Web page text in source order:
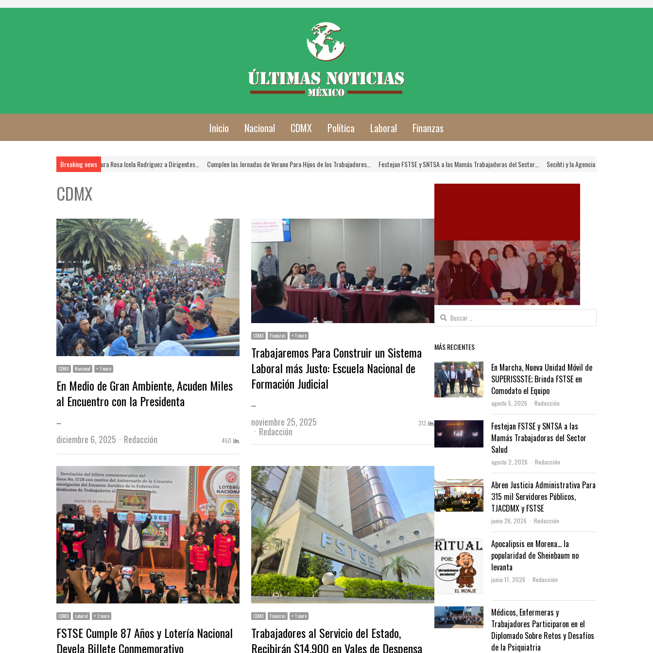
Inicio Nacional CDMX Política Laboral Finanzas
Breaking news
es Prioridad, Asegura Rosa Icela Rodríguez a Dirigentes… Cumplen las Jornadas de Verano Para Hijos de los Trabajadores… Festejan FSTSE y SNTSA a las Mamás Trabajadoras del Sector… Secihti y la Agencia Nacional de Aduanas Crearán Plataforma
CDMX
CDMX Nacional + 1 more
En Medio de Gran Ambiente, Acuden Miles
al Encuentro con la Presidenta
…
diciembre 6, 2025
Author
Redacción 450
CDMX Finanzas + 1 more
Trabajaremos Para Construir un Sistema
Laboral más Justo: Escuela Nacional de
Formación Judicial
…
noviembre 25, 2025
Author
Redacción
313
CDMX Laboral + 2 more
FSTSE Cumple 87 Años y Lotería Nacional
Devela Billete Conmemorativo
CDMX Finanzas + 1 more
Trabajadores al Servicio del Estado,
Recibirán $14,900 en Vales de Despensa
Buscar:
MÁS RECIENTES
En Marcha, Nueva Unidad Móvil de
SUPERISSSTE; Brinda FSTSE en
Comodato el Equipo
agosto 5, 2026 Author
Redacción
Festejan FSTSE y SNTSA a las
Mamás Trabajadoras del Sector
Salud
agosto 2, 2026 Author
Redacción
Abren Justicia Administrativa Para
315 mil Servidores Públicos,
TJACDMX y FSTSE
junio 26, 2026 Author
Redacción
Apocalipsis en Morena… la
popularidad de Sheinbaum no
levanta
junio 17, 2026 Author
Redacción
Médicos, Enfermeras y
Trabajadores Participaron en el
Diplomado Sobre Retos y Desafíos
de la Psiquiatria